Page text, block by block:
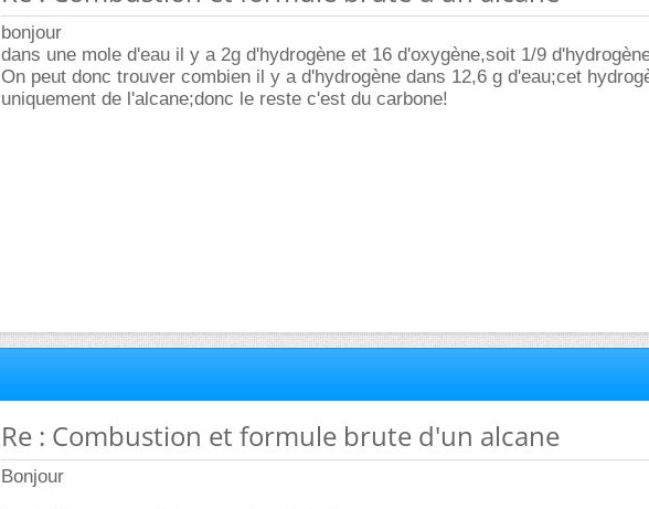
bonjour
dans une mole d'eau il y a 2g d'hydrogène et 16 d'oxygène,soit 1/9
On peut donc trouver combien il y a d'hydrogène dans 12,6 g d'eau;cet
uniquement de l'alcane;donc le reste c'est du carbone!
Re : Combustion et formule brute d'un alcane
Bonjour